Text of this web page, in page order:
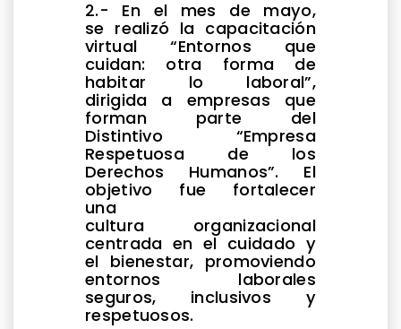
2.- En el mes de mayo,
se realizó la capacitación
virtual “Entornos que
cuidan: otra forma de
habitar lo laboral”,
dirigida a empresas que
forman parte del
Distintivo “Empresa
Respetuosa de los
Derechos Humanos”. El
objetivo fue fortalecer
una
cultura organizacional
centrada en el cuidado y
el bienestar, promoviendo
entornos laborales
seguros, inclusivos y
respetuosos.